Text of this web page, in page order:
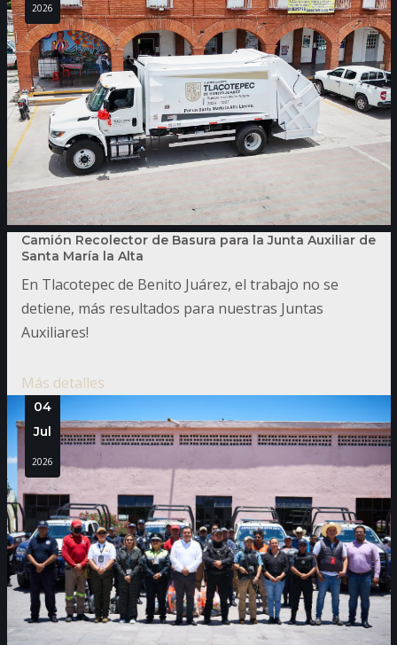
2026
Camión Recolector de Basura para la Junta Auxiliar de
Santa María la Alta
En Tlacotepec de Benito Juárez, el trabajo no se
detiene, más resultados para nuestras Juntas
Auxiliares!
Más detalles
04
Jul
2026